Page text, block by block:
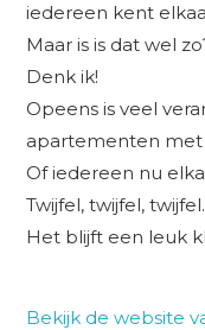
iedereen kent
Maar is is dat wel
Denk ik!
Opeens is veel
apartementen met
Of iedereen nu
Twijfel, twijfel, twijfel.
Het blijft een leuk
Bekijk de website